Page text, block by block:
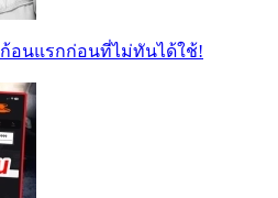
ก้อนแรกก่อนที่ไม่ทันได้ใช้!